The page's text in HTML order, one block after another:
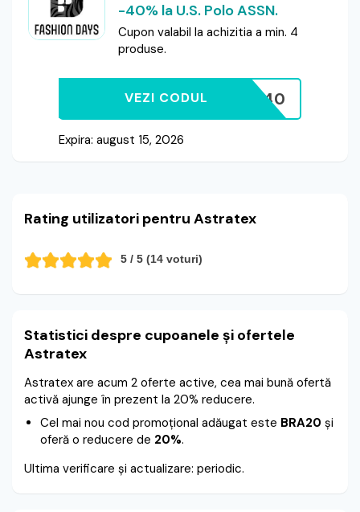
-40% la U.S. Polo ASSN.
Cupon valabil la achizitia a min. 4
produse.
GET40
VEZI CODUL
Expira: august 15, 2026
Rating utilizatori pentru Astratex
5 / 5 (14 voturi)
Statistici despre cupoanele și ofertele
Astratex
Astratex are acum 2 oferte active, cea mai bună ofertă
activă ajunge în prezent la 20% reducere.
Cel mai nou cod promoțional adăugat este BRA20 și
oferă o reducere de 20%.
Ultima verificare și actualizare: periodic.